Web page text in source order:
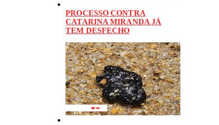
PROCESSO CONTRA
CATARINA MIRANDA JÁ
TEM DESFECHO